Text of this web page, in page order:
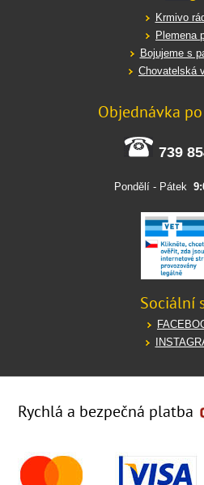
Krmivo
Plemena
Bojujeme s
Chovatelská
Objednávka
739
Pondělí - Pátek
Sociální
Rychlá a bezpečná platba